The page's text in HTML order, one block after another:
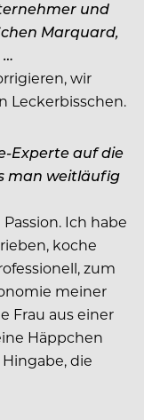
und
Marquard,
…
wir
Leckerbisschen.
Experte auf die
man weitläufig
Ich habe
koche
zum
meiner
Frau aus einer
Häppchen
die